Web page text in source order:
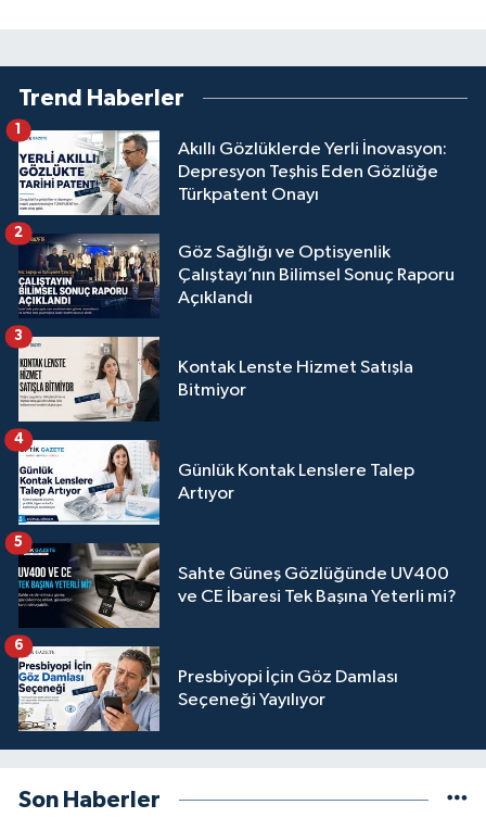
Trend Haberler
Akıllı Gözlüklerde Yerli İnovasyon:
Depresyon Teşhis Eden Gözlüğe
Türkpatent Onayı
1
Göz Sağlığı ve Optisyenlik
Çalıştayı’nın Bilimsel Sonuç Raporu
Açıklandı
2
Kontak Lenste Hizmet Satışla
Bitmiyor
3
Günlük Kontak Lenslere Talep
Artıyor
4
Sahte Güneş Gözlüğünde UV400
ve CE İbaresi Tek Başına Yeterli mi?
5
Presbiyopi İçin Göz Damlası
Seçeneği Yayılıyor
6
Son Haberler